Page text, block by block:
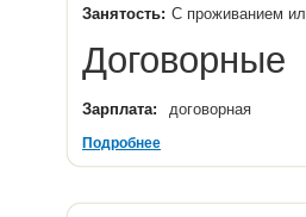
Занятость: С проживанием
Договорные
Зарплата: договорная
Подробнее